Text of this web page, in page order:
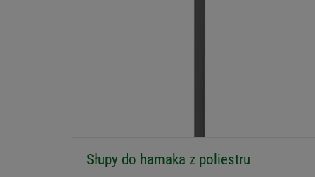
Słupy do hamaka z poliestru